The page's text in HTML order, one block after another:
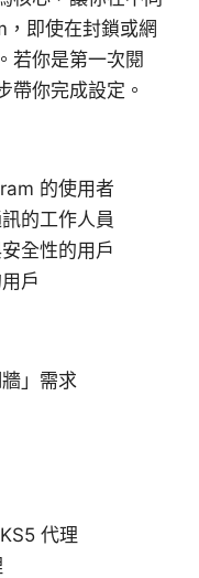
即使在封鎖或網
若你是第一次閱
帶你完成設定。
的使用者
的工作人員
全性的用戶
戶
」需求
代理